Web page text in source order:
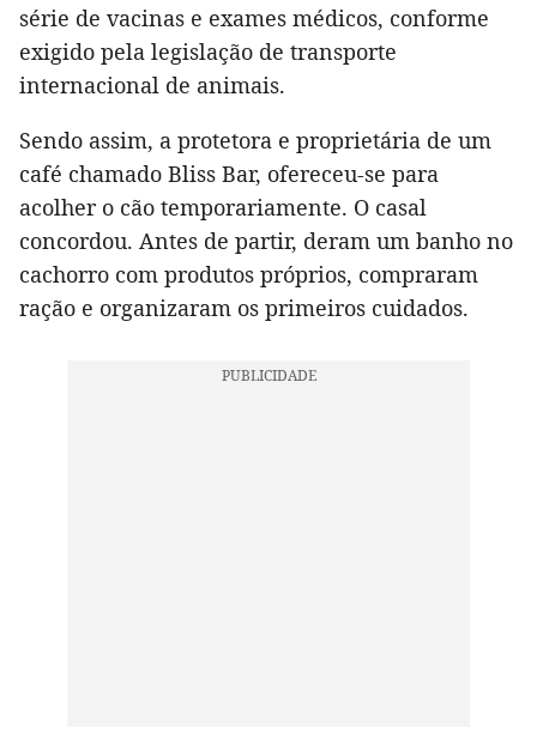
série de vacinas e exames médicos, conforme
exigido pela legislação de transporte
internacional de animais.
Sendo assim, a protetora e proprietária de um
café chamado Bliss Bar, ofereceu-se para
acolher o cão temporariamente. O casal
concordou. Antes de partir, deram um banho no
cachorro com produtos próprios, compraram
ração e organizaram os primeiros cuidados.